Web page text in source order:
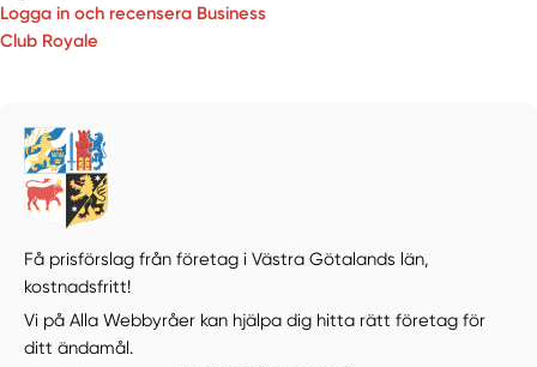
Logga in och recensera Business
Club Royale
Få prisförslag från företag i Västra Götalands län,
kostnadsfritt!
Vi på Alla Webbyråer kan hjälpa dig hitta rätt företag för
ditt ändamål.